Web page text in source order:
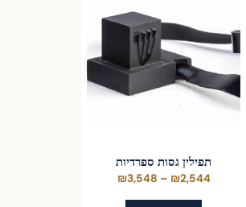
תפילין גסות ספרדיות
₪2,544
–
₪3,548
טווח